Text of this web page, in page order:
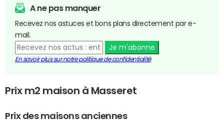
A ne pas manquer
Recevez nos astuces et bons plans directement par e-
mail.
Je m'abonne
En savoir plus sur notre politique de confidentialité
Prix m2 maison à Masseret
Prix des maisons anciennes